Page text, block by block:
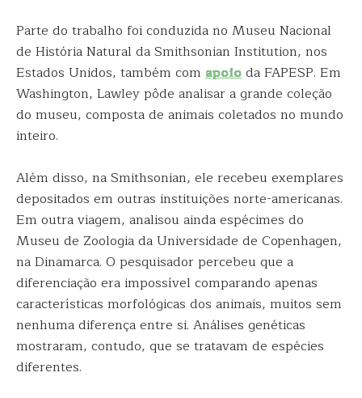
Parte do trabalho foi conduzida no Museu Nacional
de História Natural da Smithsonian Institution, nos
Estados Unidos, também com apoioda FAPESP. Em
Washington, Lawley pôde analisar a grande coleção
do museu, composta de animais coletados no mundo
inteiro.
Além disso, na Smithsonian, ele recebeu exemplares
depositados em outras instituições norte-americanas.
Em outra viagem, analisou ainda espécimes do
Museu de Zoologia da Universidade de Copenhagen,
na Dinamarca. O pesquisador percebeu que a
diferenciação era impossível comparando apenas
características morfológicas dos animais, muitos sem
nenhuma diferença entre si. Análises genéticas
mostraram, contudo, que se tratavam de espécies
diferentes.